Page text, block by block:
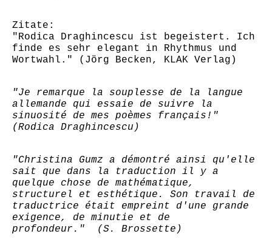
Zitate:
"Rodica Draghincescu ist begeistert. Ich
finde es sehr elegant in Rhythmus und
Wortwahl." (Jörg Becken, KLAK Verlag)
"Je remarque la souplesse de la langue
allemande qui essaie de suivre la
sinuosité de mes poèmes français!"
(Rodica Draghincescu)
"Christina Gumz a démontré ainsi qu'elle
sait que dans la traduction il y a
quelque chose de mathématique,
structurel et esthétique. Son travail de
traductrice était empreint d'une grande
exigence, de minutie et de
profondeur." (S. Brossette)